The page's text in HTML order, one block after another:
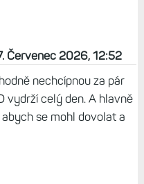
Červenec 2026, 12:52
nechcípnou za pár
vydrží celý den. A hlavně
se mohl dovolat a